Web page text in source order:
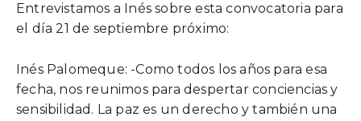
Entrevistamos a Inés sobre esta convocatoria para
el día 21 de septiembre próximo:
Inés Palomeque: -Como todos los años para esa
fecha, nos reunimos para despertar conciencias y
sensibilidad. La paz es un derecho y también una